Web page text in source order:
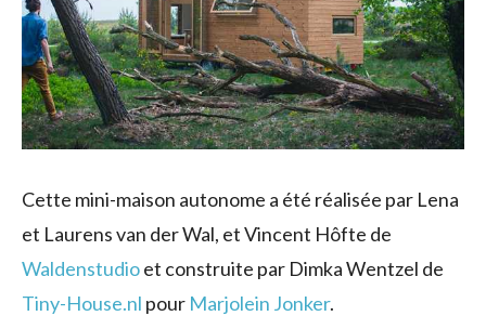
Cette mini-maison autonome a été réalisée par Lena
et Laurens van der Wal, et Vincent Hôfte de
Waldenstudioet construite par Dimka Wentzel de
Tiny-House.nl pour Marjolein Jonker.